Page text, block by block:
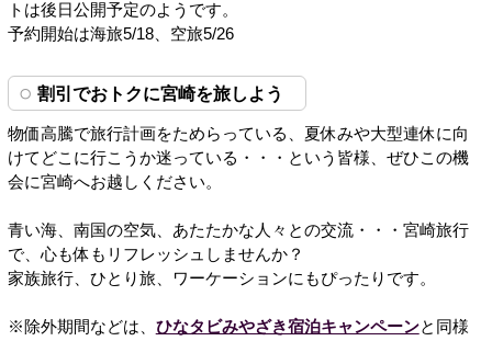
トは後日公開予定のようです。
予約開始は海旅5/18、空旅5/26
割引でおトクに宮崎を旅しよう
物価高騰で旅行計画をためらっている、夏休みや大型連休に向
けてどこに行こうか迷っている・・・という皆様、ぜひこの機
会に宮崎へお越しください。
青い海、南国の空気、あたたかな人々との交流・・・宮崎旅行
で、心も体もリフレッシュしませんか？
家族旅行、ひとり旅、ワーケーションにもぴったりです。
※除外期間などは、 ひなタビみやざき宿泊キャンペーンと同様